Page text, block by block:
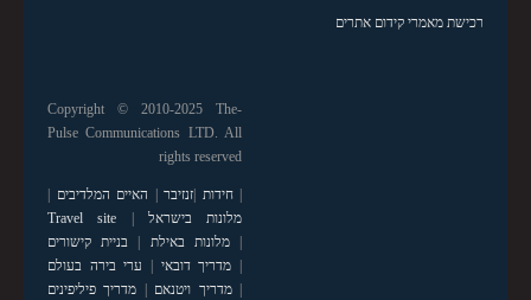
רכישת מאמרי קידום אתרים
Copyright © 2010-2025 The-
Pulse Communications LTD. All
rights reserved
|חידות זנזיבר האיים המלדיבים
מלונות בישראל
Travel site
|מלונות באילת
בניית קישורים
מדריך דובאי
ערי בירה בעולם
|מדריך ויטנאם
מדריך פיליפינים